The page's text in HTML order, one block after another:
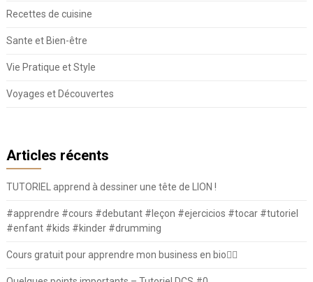
Recettes de cuisine
Sante et Bien-être
Vie Pratique et Style
Voyages et Découvertes
Articles récents
TUTORIEL apprend à dessiner une tête de LION !
#apprendre #cours #debutant #leçon #ejercicios #tocar #tutoriel
#enfant #kids #kinder #drumming
Cours gratuit pour apprendre mon business en bio⛓️‍💥